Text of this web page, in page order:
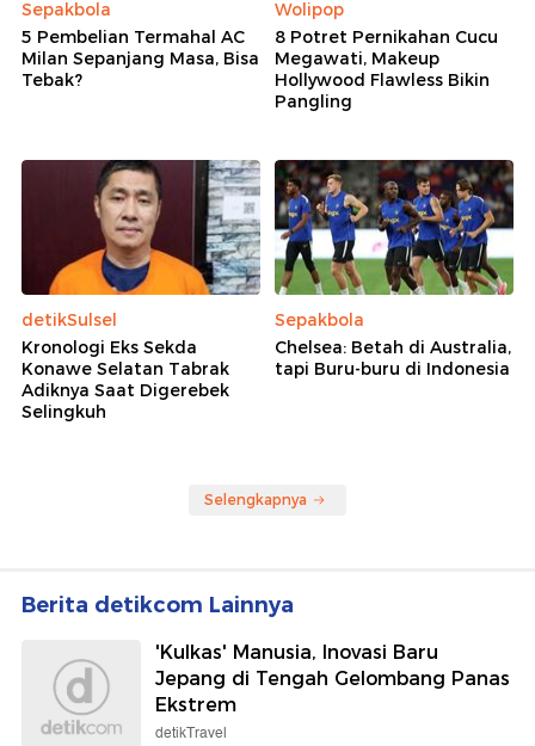
Sepakbola
5 Pembelian Termahal AC
Milan Sepanjang Masa, Bisa
Tebak?
Wolipop
8 Potret Pernikahan Cucu
Megawati, Makeup
Hollywood Flawless Bikin
Pangling
detikSulsel
Kronologi Eks Sekda
Konawe Selatan Tabrak
Adiknya Saat Digerebek
Selingkuh
Sepakbola
Chelsea: Betah di Australia,
tapi Buru-buru di Indonesia
Selengkapnya
Berita detikcom Lainnya
'Kulkas' Manusia, Inovasi Baru
Jepang di Tengah Gelombang Panas
Ekstrem
detikTravel